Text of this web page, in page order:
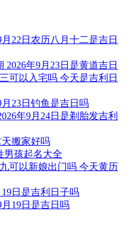
甲子 地兵 青龙 日禄 金星
安葬 赴任 出行 求财 见贵
沖乙丑 三合 福星 明星 武曲
开业 交易 安床 祭祀
沖丙寅 天刑 路空 禄贵
22日农历八月十二是吉日
年9月23日是黄道吉日
可以入宅吗 今天是吉利日
23日钓鱼是吉日吗
年9月24日是剃胎发吉利
天搬家好吗
男孩起名大全
可以新娘出门吗 今天黄历
日是吉利日子吗
19日是吉日吗